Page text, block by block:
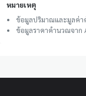
หมายเหตุ
ข้อมูลปริมาณและมูลค่า
ข้อมูลราคาคำนวณจาก